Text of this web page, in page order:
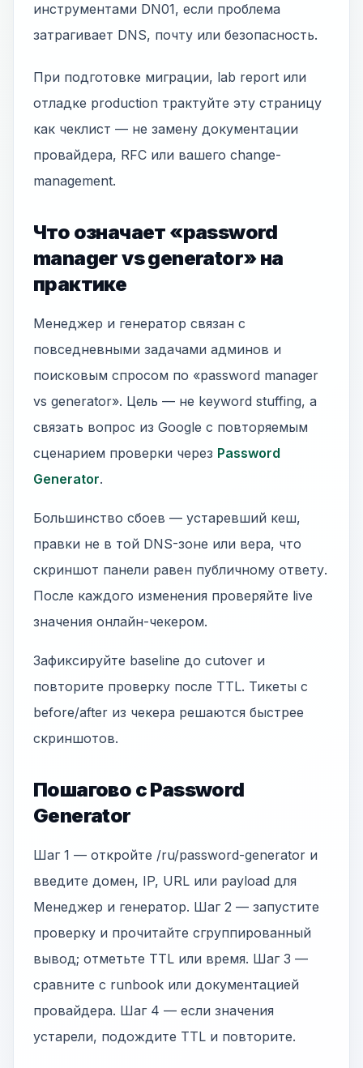
инструментами DN01, если проблема
затрагивает DNS, почту или безопасность.
При подготовке миграции, lab report или
отладке production трактуйте эту страницу
как чеклист — не замену документации
провайдера, RFC или вашего change-
management.
Что означает «password
manager vs generator» на
практике
Менеджер и генератор связан с
повседневными задачами админов и
поисковым спросом по «password manager
vs generator». Цель — не keyword stuffing, а
связать вопрос из Google с повторяемым
сценарием проверки через Password
Generator.
Большинство сбоев — устаревший кеш,
правки не в той DNS-зоне или вера, что
скриншот панели равен публичному ответу.
После каждого изменения проверяйте live
значения онлайн-чекером.
Зафиксируйте baseline до cutover и
повторите проверку после TTL. Тикеты с
before/after из чекера решаются быстрее
скриншотов.
Пошагово с Password
Generator
Шаг 1 — откройте /ru/password-generator и
введите домен, IP, URL или payload для
Менеджер и генератор. Шаг 2 — запустите
проверку и прочитайте сгруппированный
вывод; отметьте TTL или время. Шаг 3 —
сравните с runbook или документацией
провайдера. Шаг 4 — если значения
устарели, подождите TTL и повторите.